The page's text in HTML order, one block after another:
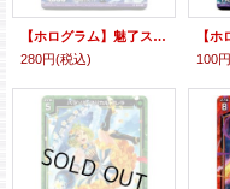
【ホログラム】魅了スル妖花ノ魔眼 ファシネイア
280円(税込)
100円